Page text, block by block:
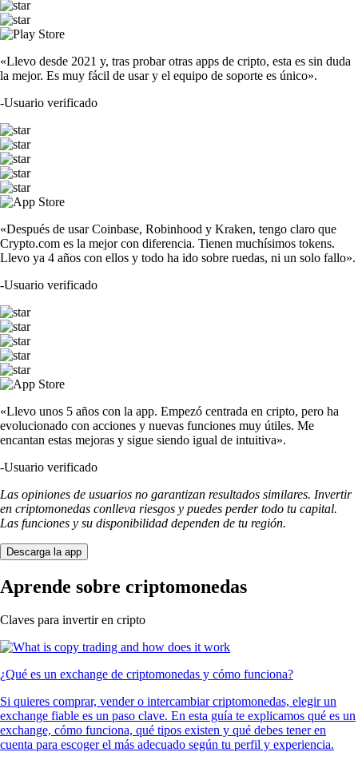
«Llevo desde 2021 y, tras probar otras apps de cripto, esta es sin duda
la mejor. Es muy fácil de usar y el equipo de soporte es único».
-Usuario verificado
«Después de usar Coinbase, Robinhood y Kraken, tengo claro que
Crypto.com es la mejor con diferencia. Tienen muchísimos tokens.
Llevo ya 4 años con ellos y todo ha ido sobre ruedas, ni un solo fallo».
-Usuario verificado
«Llevo unos 5 años con la app. Empezó centrada en cripto, pero ha
evolucionado con acciones y nuevas funciones muy útiles. Me
encantan estas mejoras y sigue siendo igual de intuitiva».
-Usuario verificado
Las opiniones de usuarios no garantizan resultados similares. Invertir
en criptomonedas conlleva riesgos y puedes perder todo tu capital.
Las funciones y su disponibilidad dependen de tu región.
Descarga la app
Aprende sobre criptomonedas
Claves para invertir en cripto
¿Qué es un exchange de criptomonedas y cómo funciona?
Si quieres comprar, vender o intercambiar criptomonedas, elegir un
exchange fiable es un paso clave. En esta guía te explicamos qué es un
exchange, cómo funciona, qué tipos existen y qué debes tener en
cuenta para escoger el más adecuado según tu perfil y experiencia.